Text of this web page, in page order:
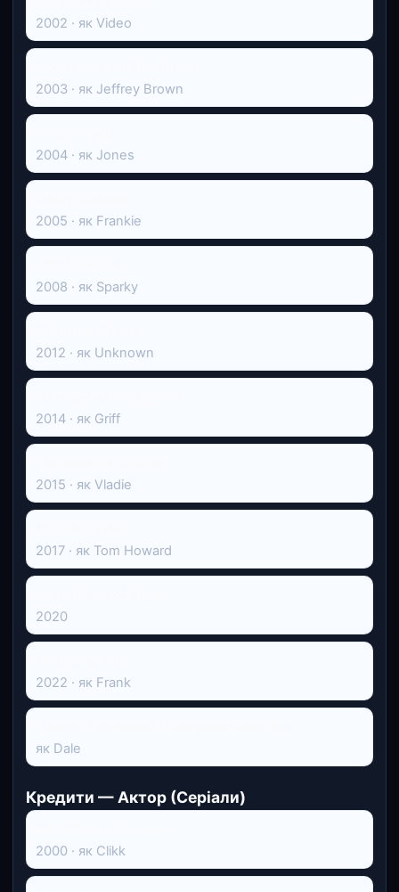
2002 · як Video
2003 · як Jeffrey Brown
2004 · як Jones
2005 · як Frankie
2008 · як Sparky
2012 · як Unknown
2014 · як Griff
2015 · як Vladie
2017 · як Tom Howard
2020
2022 · як Frank
як Dale
Кредити — Актор (Серіали)
2000 · як Clikk